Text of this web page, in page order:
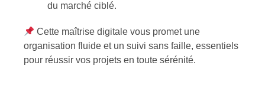
du marché ciblé.
Cette maîtrise digitale vous promet une
organisation fluide et un suivi sans faille, essentiels
pour réussir vos projets en toute sérénité.